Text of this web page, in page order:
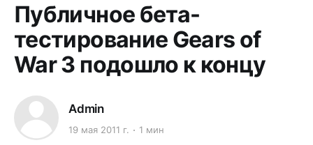
Публичное бета-
тестирование Gears of
War 3 подошло к концу
Admin
19 мая 2011 г. 1 мин